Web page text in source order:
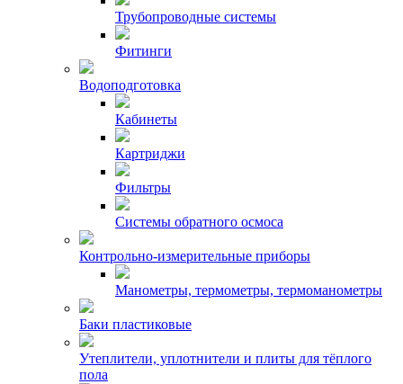
Трубопроводные системы
Фитинги
Водоподготовка
Кабинеты
Картриджи
Фильтры
Системы обратного осмоса
Контрольно-измерительные приборы
Манометры, термометры, термоманометры
Баки пластиковые
Утеплители, уплотнители и плиты для тёплого
пола